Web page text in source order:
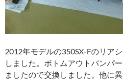
2012年モデルの350SX-Fのリア
しました。ボトムアウトバンパ
ましたので交換しました。他に